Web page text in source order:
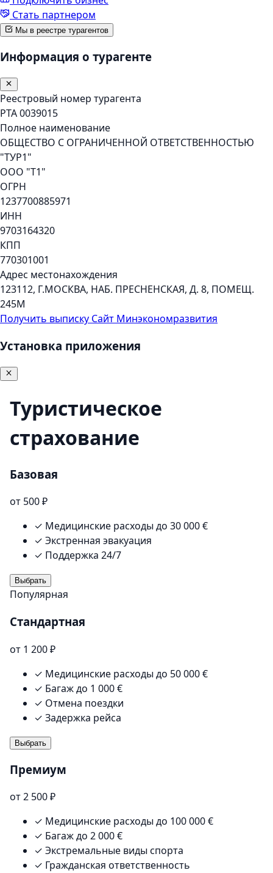
Стать партнером
Мы в реестре турагентов
Информация о турагенте
Реестровый номер турагента
РТА 0039015
Полное наименование
ОБЩЕСТВО С ОГРАНИЧЕННОЙ ОТВЕТСТВЕННОСТЬЮ
"ТУР1"
ООО "Т1"
ОГРН
1237700885971
ИНН
9703164320
КПП
770301001
Адрес местонахождения
123112, Г.МОСКВА, НАБ. ПРЕСНЕНСКАЯ, Д. 8, ПОМЕЩ.
245М
Получить выписку Сайт Минэкономразвития
Установка приложения
Туристическое
страхование
Базовая
от 500 ₽
✓ Медицинские расходы до 30 000 €
✓ Экстренная эвакуация
✓ Поддержка 24/7
Выбрать
Популярная
Стандартная
от 1 200 ₽
✓ Медицинские расходы до 50 000 €
✓ Багаж до 1 000 €
✓ Отмена поездки
✓ Задержка рейса
Выбрать
Премиум
от 2 500 ₽
✓ Медицинские расходы до 100 000 €
✓ Багаж до 2 000 €
✓ Экстремальные виды спорта
✓ Гражданская ответственность